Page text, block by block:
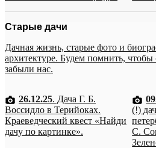
Старые дачи
Дачная жизнь, старые фото и
архитектуре. Будем помнить,
забыли нас.
26.12.25. Дача Г. Б.
Воссидло в Терийоках.
Краеведческий квест «Найди
дачу по картинке».
(!)
С.